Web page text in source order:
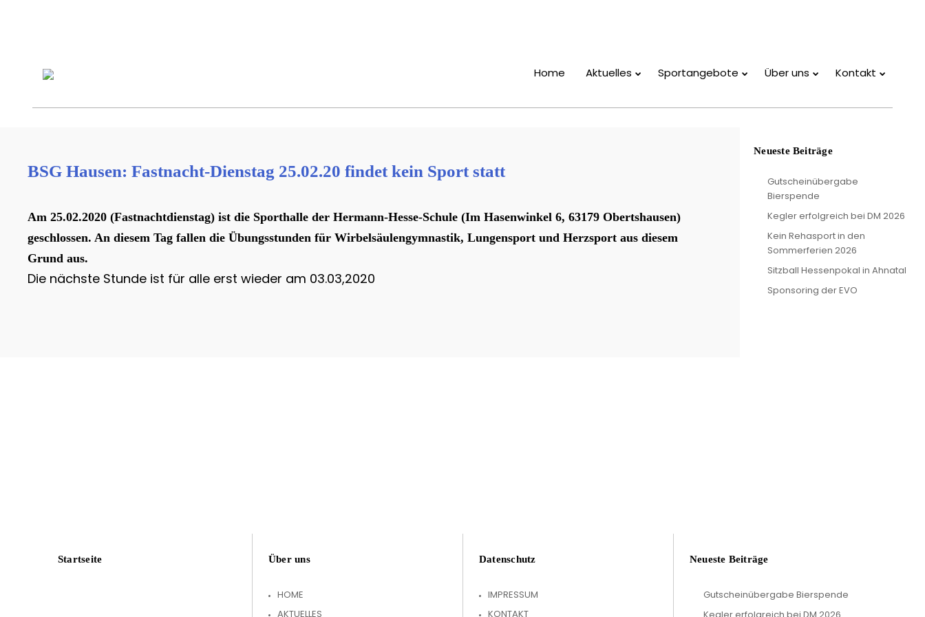
Home Aktuelles Sportangebote Über uns Kontakt
BSG Hausen: Fastnacht-Dienstag 25.02.20 findet kein Sport statt
Am 25.02.2020 (Fastnachtdienstag) ist die Sporthalle der Hermann-Hesse-Schule (Im Hasenwinkel 6, 63179 Obertshausen)
geschlossen. An diesem Tag fallen die Übungsstunden für Wirbelsäulengymnastik, Lungensport und Herzsport aus diesem
Grund aus.
Die nächste Stunde ist für alle erst wieder am 03.03,2020
Neueste Beiträge
Gutscheinübergabe
Bierspende
Kegler erfolgreich bei DM 2026
Kein Rehasport in den
Sommerferien 2026
Sitzball Hessenpokal in Ahnatal
Sponsoring der EVO
Startseite Über uns
HOME
AKTUELLES
Datenschutz
IMPRESSUM
KONTAKT
Neueste Beiträge
Gutscheinübergabe Bierspende